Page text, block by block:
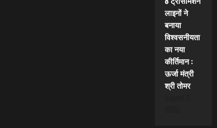
लाइनों ने
बनाया
विश्वसनीयता
का नया
कीर्तिमान :
ऊर्जा मंत्री
श्री तोमर